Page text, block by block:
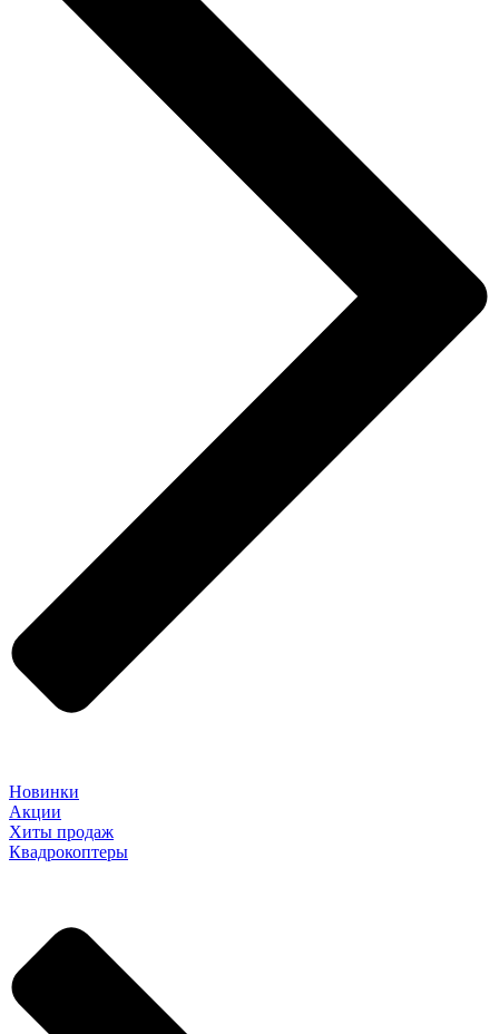
Новинки
Акции
Хиты продаж
Квадрокоптеры